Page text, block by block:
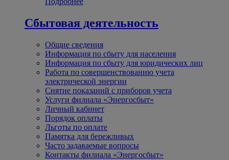
Сбытовая деятельность
Общие сведения
Информация по сбыту для населения
Информация по сбыту для юридических лиц
Работа по совершенствованию учета
электрической энергии
Снятие показаний с приборов учета
Услуги филиала «Энергосбыт»
Личный кабинет
Порядок оплаты
Льготы по оплате
Памятка для бережливых
Часто задаваемые вопросы
Контакты филиала «Энергосбыт»